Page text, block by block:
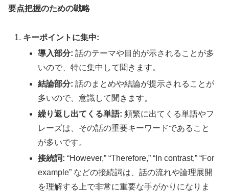
要点把握のための戦略
キーポイントに集中:
導入部分: 話のテーマや目的が示されることが多
いので、特に集中して聞きます。
結論部分: 話のまとめや結論が提示されることが
多いので、意識して聞きます。
繰り返し出てくる単語: 頻繁に出てくる単語やフ
レーズは、その話の重要キーワードであること
が多いです。
接続詞: “However,” “Therefore,” “In contrast,” “For
example” などの接続詞は、話の流れや論理展開
を理解する上で非常に重要な手がかりになりま